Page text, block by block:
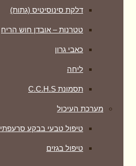
דלקת סינוסיטיס (גתות)
טטרנות – אובדן חוש הריח
כאבי גרון
ליחה
תסמונת C.C.H.S
מערכת העיכול
טיפול טבעי בבקע סרעפתי
טיפול בגזים